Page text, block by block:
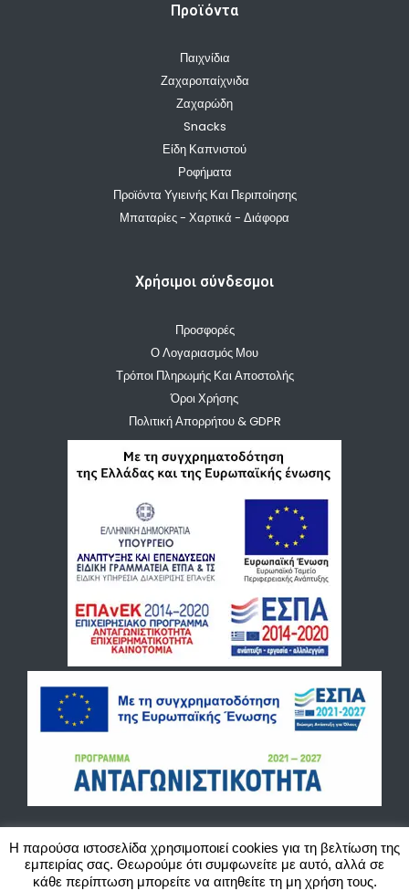
Προϊόντα
Παιχνίδια
Ζαχαροπαίχνιδα
Ζαχαρώδη
Snacks
Είδη Καπνιστού
Ροφήματα
Προϊόντα Υγιεινής Και Περιποίησης
Μπαταρίες - Χαρτικά - Διάφορα
Χρήσιμοι σύνδεσμοι
Προσφορές
Ο Λογαριασμός Μου
Τρόποι Πληρωμής Και Αποστολής
Όροι Χρήσης
Πολιτική Απορρήτου & GDPR
©2020 Blackbird Cash and Carry O.E. Χονδρικό εμπόριο παιχνιδιών, ζαχαρωδών και
ειδών περιπτέρου. Website created by Actlogic.
Η παρούσα ιστοσελίδα χρησιμοποιεί cookies για τη βελτίωση της
εμπειρίας σας. Θεωρούμε ότι συμφωνείτε με αυτό, αλλά σε
κάθε περίπτωση μπορείτε να αιτηθείτε τη μη χρήση τους.